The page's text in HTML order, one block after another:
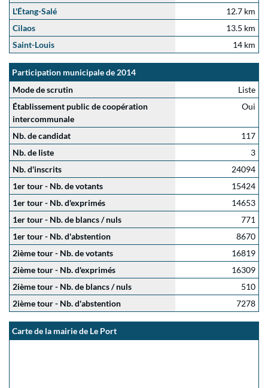
L'Étang-Salé
12.7 km
Cilaos
13.5 km
Saint-Louis
14 km
Participation municipale de 2014
Mode de scrutin
Liste
Établissement public de coopération
intercommunale
Oui
Nb. de candidat
117
Nb. de liste
3
Nb. d'inscrits
24094
1er tour - Nb. de votants
15424
1er tour - Nb. d'exprimés
14653
1er tour - Nb. de blancs / nuls
771
1er tour - Nb. d'abstention
8670
2ième tour - Nb. de votants
16819
2ième tour - Nb. d'exprimés
16309
2ième tour - Nb. de blancs / nuls
510
2ième tour - Nb. d'abstention
7278
Carte de la mairie de Le Port